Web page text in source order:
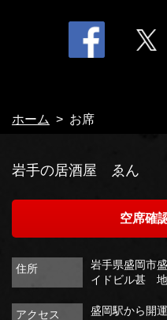
ホーム お席
岩手の居酒屋 ゑん
空席確
住所
岩手県盛岡市
イドビル甚
アクセス
盛岡駅から開